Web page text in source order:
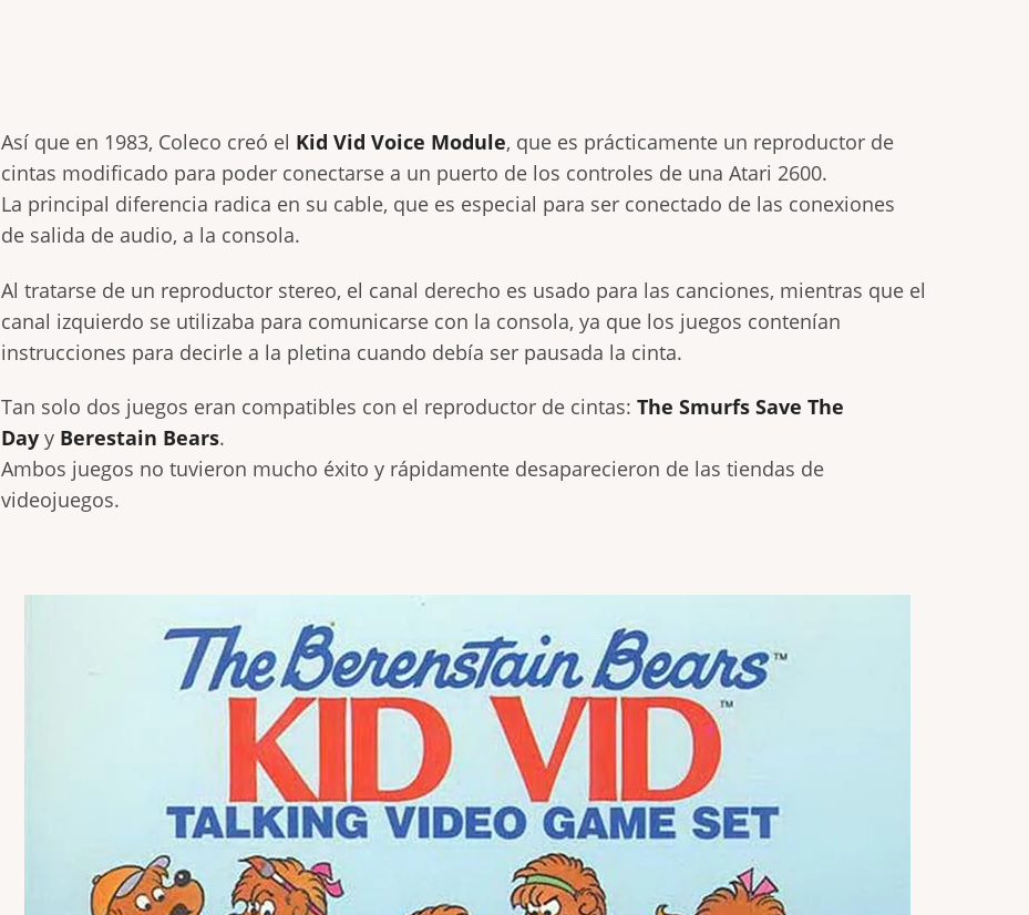
Así que en 1983, Coleco creó el Kid Vid Voice Module, que es prácticamente un reproductor de
cintas modificado para poder conectarse a un puerto de los controles de una Atari 2600.
La principal diferencia radica en su cable, que es especial para ser conectado de las conexiones
de salida de audio, a la consola.
Al tratarse de un reproductor stereo, el canal derecho es usado para las canciones, mientras que el
canal izquierdo se utilizaba para comunicarse con la consola, ya que los juegos contenían
instrucciones para decirle a la pletina cuando debía ser pausada la cinta.
Tan solo dos juegos eran compatibles con el reproductor de cintas:The Smurfs Save The
Day y Berestain Bears.
Ambos juegos no tuvieron mucho éxito y rápidamente desaparecieron de las tiendas de
videojuegos.